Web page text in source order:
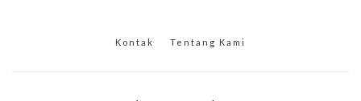
Kontak Tentang Kami